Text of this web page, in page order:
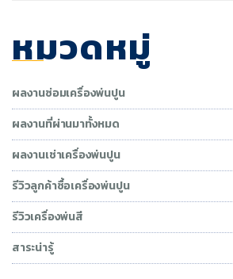
หมวดหมู่
ผลงานซ่อมเครื่องพ่นปูน
ผลงานที่ผ่านมาทั้งหมด
ผลงานเช่าเครื่องพ่นปูน
รีวิวลูกค้าซื้อเครื่องพ่นปูน
รีวิวเครื่องพ่นสี
สาระน่ารู้